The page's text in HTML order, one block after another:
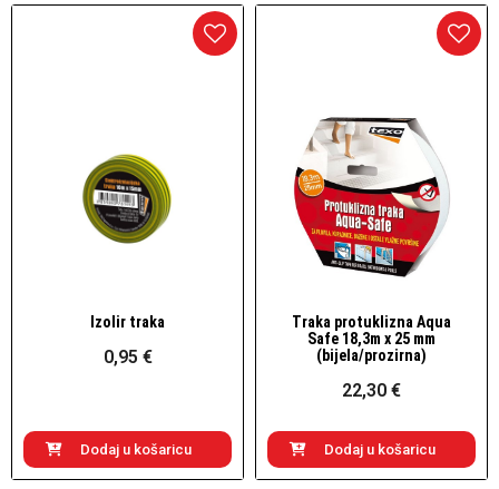
Brzi pogled
Izolir traka
0,95 €
Dodaj u košaricu
Brzi pogled
Traka protuklizna Aqua
Safe 18,3m x 25 mm
(bijela/prozirna)
22,30 €
Dodaj u košaricu